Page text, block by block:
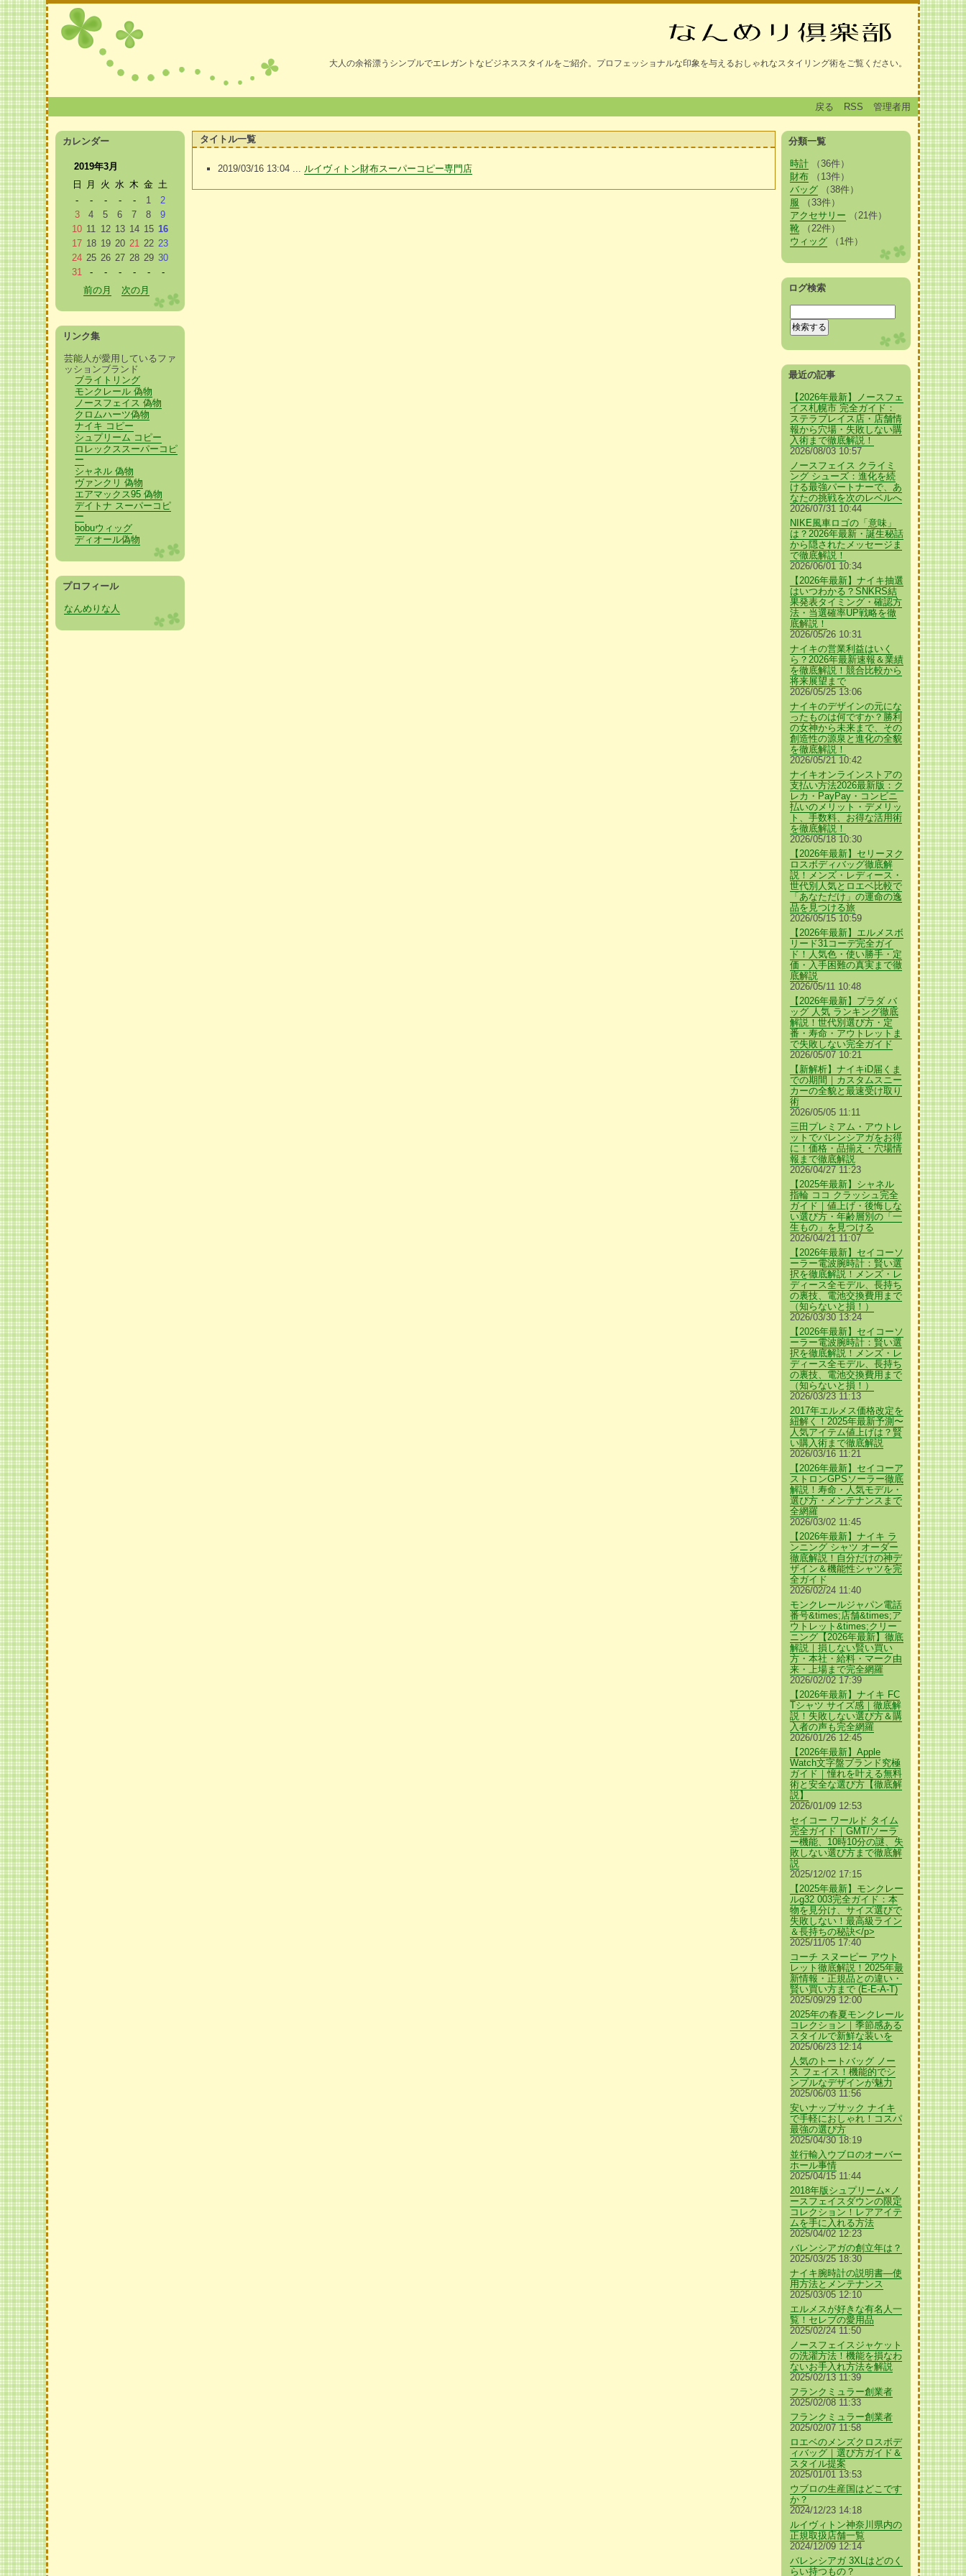
大人の余裕漂うシンプルでエレガントなビジネススタイルをご紹介。プロフェッショナルな印象を与えるおしゃれなスタイリング術をご覧ください。
戻る RSS 管理者用
タイトル一覧
2019/03/16 13:04 ... ルイヴィトン財布スーパーコピー専門店
分類一覧
時計（36件）
財布（13件）
バッグ（38件）
服 （33件）
アクセサリー （21件）
靴（22件）
ウィッグ（1件）
ログ検索
最近の記事
【2026年最新】ノースフェ
イス札幌市 完全ガイド：
ステラプレイス店・店舗情
報から穴場・失敗しない購
入術まで徹底解説！
2026/08/03 10:57
ノースフェイス クライミ
ング シューズ：進化を続
ける最強パートナーで、あ
なたの挑戦を次のレベルへ
2026/07/31 10:44
NIKE風車ロゴの「意味」
は？2026年最新・誕生秘話
から隠されたメッセージま
で徹底解説！
2026/06/01 10:34
【2026年最新】ナイキ抽選
はいつわかる？SNKRS結
果発表タイミング・確認方
法・当選確率UP戦略を徹
底解説！
2026/05/26 10:31
ナイキの営業利益はいく
ら？2026年最新速報＆業績
を徹底解説！競合比較から
将来展望まで
2026/05/25 13:06
ナイキのデザインの元にな
ったものは何ですか？勝利
の女神から未来まで、その
創造性の源泉と進化の全貌
を徹底解説！
2026/05/21 10:42
ナイキオンラインストアの
支払い方法2026最新版：ク
レカ・PayPay・コンビニ
払いのメリット・デメリッ
ト、手数料、お得な活用術
を徹底解説！
2026/05/18 10:30
【2026年最新】セリーヌク
ロスボディバッグ徹底解
説！メンズ・レディース・
世代別人気とロエベ比較で
「あなただけ」の運命の逸
品を見つける旅
2026/05/15 10:59
【2026年最新】エルメスボ
リード31コーデ完全ガイ
ド！人気色・使い勝手・定
価・入手困難の真実まで徹
底解説
2026/05/11 10:48
【2026年最新】プラダ バ
ッグ 人気 ランキング徹底
解説！世代別選び方・定
番・寿命・アウトレットま
で失敗しない完全ガイド
2026/05/07 10:21
【新解析】ナイキiD届くま
での期間｜カスタムスニー
カーの全貌と最速受け取り
術
2026/05/05 11:11
三田プレミアム・アウトレ
ットでバレンシアガをお得
に！価格・品揃え・穴場情
報まで徹底解説
2026/04/27 11:23
【2025年最新】シャネル
指輪 ココ クラッシュ完全
ガイド｜値上げ・後悔しな
い選び方・年齢層別の「一
生もの」を見つける
2026/04/21 11:07
【2026年最新】セイコーソ
ーラー電波腕時計：賢い選
択を徹底解説！メンズ・レ
ディース全モデル、長持ち
の裏技、電池交換費用まで
（知らないと損！）
2026/03/30 13:24
【2026年最新】セイコーソ
ーラー電波腕時計：賢い選
択を徹底解説！メンズ・レ
ディース全モデル、長持ち
の裏技、電池交換費用まで
（知らないと損！）
2026/03/23 11:13
2017年エルメス価格改定を
紐解く！2025年最新予測〜
人気アイテム値上げは？賢
い購入術まで徹底解説
2026/03/16 11:21
【2026年最新】セイコーア
ストロンGPSソーラー徹底
解説！寿命・人気モデル・
選び方・メンテナンスまで
全網羅
2026/03/02 11:45
【2026年最新】ナイキ ラ
ンニング シャツ オーダー
徹底解説！自分だけの神デ
ザイン＆機能性シャツを完
全ガイド
2026/02/24 11:40
モンクレールジャパン電話
番号&times;店舗&times;ア
ウトレット&times;クリー
ニング【2026年最新】徹底
解説｜損しない賢い買い
方・本社・給料・マーク由
来・上場まで完全網羅
2026/02/02 17:39
【2026年最新】ナイキ FC
Tシャツ サイズ感｜徹底解
説！失敗しない選び方＆購
入者の声も完全網羅
2026/01/26 12:45
【2026年最新】Apple
Watch文字盤ブランド究極
ガイド｜憧れを叶える無料
術と安全な選び方【徹底解
説】
2026/01/09 12:53
セイコー ワールド タイム
完全ガイド｜GMT/ソーラ
ー機能、10時10分の謎、失
敗しない選び方まで徹底解
説
2025/12/02 17:15
【2025年最新】モンクレー
ルg32 003完全ガイド：本
物を見分け、サイズ選びで
失敗しない！最高級ライン
＆長持ちの秘訣</p>
2025/11/05 17:40
コーチ スヌーピー アウト
レット徹底解説！2025年最
新情報・正規品との違い・
賢い買い方まで (E-E-A-T)
2025/09/29 12:00
2025年の春夏モンクレール
コレクション｜季節感ある
スタイルで新鮮な装いを
2025/06/23 12:14
人気のトートバッグ ノー
ス フェイス！機能的でシ
ンプルなデザインが魅力
2025/06/03 11:56
安いナップサック ナイキ
で手軽におしゃれ！コスパ
最強の選び方
2025/04/30 18:19
並行輸入ウブロのオーバー
ホール事情
2025/04/15 11:44
2018年版シュプリーム×ノ
ースフェイスダウンの限定
コレクション！レアアイテ
ムを手に入れる方法
2025/04/02 12:23
バレンシアガの創立年は？
2025/03/25 18:30
ナイキ腕時計の説明書—使
用方法とメンテナンス
2025/03/05 12:10
エルメスが好きな有名人一
覧！セレブの愛用品
2025/02/24 11:50
ノースフェイスジャケット
の洗濯方法！機能を損なわ
ないお手入れ方法を解説
2025/02/13 11:39
フランクミュラー創業者
2025/02/08 11:33
フランクミュラー創業者
2025/02/07 11:58
ロエベのメンズクロスボデ
ィバッグ｜選び方ガイド＆
スタイル提案
2025/01/01 13:53
ウブロの生産国はどこです
か？
2024/12/23 14:18
ルイヴィトン神奈川県内の
正規取扱店舗一覧
2024/12/09 12:14
バレンシアガ 3XLはどのく
らい持つもの？
カレンダー
2019年3月
日
月 火 水 木 金 土
-
- - - - 1
2
3
4 5 6 7 8
9
10 11 12 13 14 15 16
17 18 19 20 21 22 23
24 25 26 27 28 29 30
31
- - - - -
-
前の月
次の月
リンク集
芸能人が愛用しているファ
ッションブランド
ブライトリング
モンクレール 偽物
ノースフェイス 偽物
クロムハーツ偽物
ナイキ コピー
シュプリーム コピー
ロレックススーパーコピ
ー
シャネル 偽物
ヴァンクリ 偽物
エアマックス95 偽物
デイトナ スーパーコピ
ー
bobuウィッグ
ディオール偽物
プロフィール
なんめりな人